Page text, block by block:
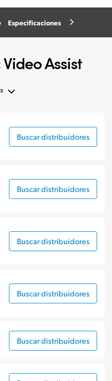
Especificaciones
Assist
Assist 3G
Assist 12G HDR
Buscar distribuidores
Buscar distribuidores
Buscar distribuidores
Buscar distribuidores
Buscar distribuidores